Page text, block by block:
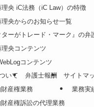
央 iC法務（iC Law）の特徴
央からのお知らせ一覧
ターがトレード・マーク』の弁
央コンテンツ
コンテンツ
いて
弁護士報酬
サイトマ
産権業務
産権訴訟の代理業務
業務実